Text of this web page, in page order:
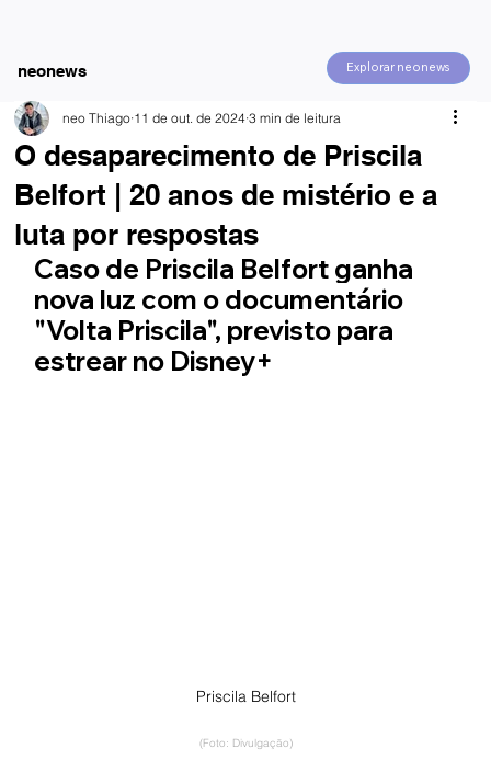
Explorar neonews
neonews
O desaparecimento de Priscila
Belfort | 20 anos de mistério e a
luta por respostas
neo Thiago 11 de out. de 2024 3 min de leitura
Caso de Priscila Belfort ganha
nova luz com o documentário
"Volta Priscila", previsto para
estrear no Disney+
Priscila Belfort
(Foto: Divulgação)